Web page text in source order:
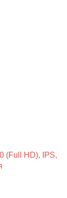
(Full HD), IPS,